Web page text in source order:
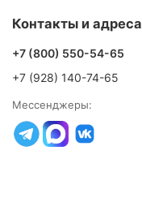
Контакты и адреса
+7 (800) 550-54-65
+7 (928) 140-74-65
Мессенджеры: